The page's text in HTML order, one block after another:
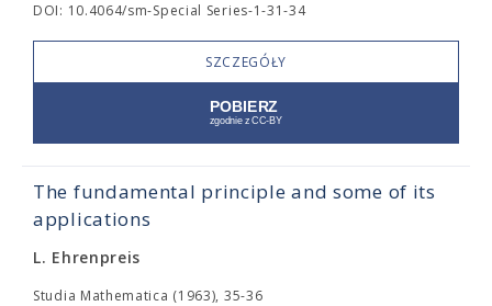
DOI: 10.4064/sm-Special Series-1-31-34
SZCZEGÓŁY
The fundamental principle and some of its
applications
L. Ehrenpreis
Studia Mathematica (1963), 35-36